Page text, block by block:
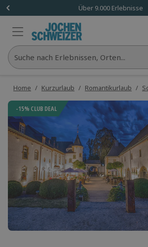
Über 9.000 Erlebnisse
Suche nach Erlebnissen, Orten...
Home / Kurzurlaub / Romantikurlaub /
-15% CLUB DEAL